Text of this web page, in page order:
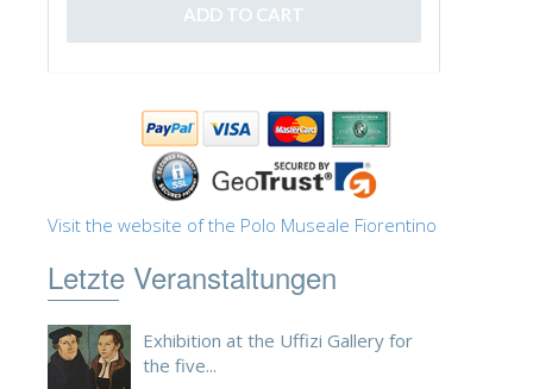
Visit the website of the Polo Museale Fiorentino
Letzte Veranstaltungen
Exhibition at the Uffizi Gallery for
the five...